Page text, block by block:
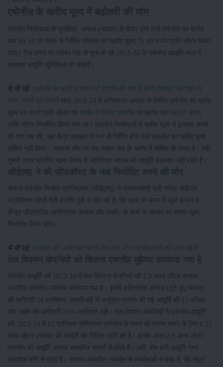
एथेनॉल निर्माताओं के मुताबिक, अनाज (चावल) से तैयार होने वाले एथेनॉल का खरीद
भाव 69.54 एवं मक्के से निर्मित एथेनॉल का खरीद मूल्य 76.80 रुपये प्रति लीटर किया
जाए। ऐसा करने पर नवंबर माह से शुरू हो रहे 2023-24 के एथेनॉल आपूर्ति साल में
लगातार आपूर्ति सुनिश्चित हो सकेगी।
ये भी पढ़ें:
एथेनॉल के बढ़ते उत्पादन से पेट्रोल के दाम में होगी गिरावट, महंगाई पर
रोक लगाने की तैयारी साल 2022-23 में क्षतिग्रस्त अनाज से निर्मित एथेनॉल का खरीद
मूल्य 64 रुपये प्रति लीटर एवं मक्के से निर्मित एथेनॉल का खरीद भाव 66.07 रुपये
प्रति लीटर निर्धारित किया गया था। एथेनॉल निर्माताओं ने खरीद मूल्य में इजाफा करने
की मांग तब की, जब केंद्र सरकार ने गन्ने से निर्मित होने वाले एथेनॉल का खरीद मूल्य
घोषित नहीं किया। सामान्य तौर पर यह नवंबर माह के आरंभ में घोषित हो जाता है। वही
दूसरी तरफ भारतीय खाद्य निगम ने अतिरिक्त चावल की आपूर्ति बरकरार नहीं रखी हैं।
अनाज एथेनॉल निर्माता एसोसिएशन (जीईएमए) ने प्रधानमंत्री श्री नरेंद्र मोदी एवं
पेट्रोलियम मंत्री श्री हरदीप पुरी से मांग की है, कि आज के समय में खुले बाजार में
मौजूद फीडस्टॉक (क्षतिग्रस्त अनाज और मक्के) के खर्च के आधार पर लागत मूल्य
निर्धारित किया जाए।
ये भी पढ़ें: एथेनॉल को अतिरिक्‍त चीनी दिए जाने से गन्‍ना किसानों की आय बढ़ेगी
एथेनॉल आपूर्ति वर्ष 2023-24 में तेल विपणन कंपनियों को 2.9 अरब लीटर अनाज
आधारित एथेनॉल उपलब्ध करवाया गया है। इसमें क्षतिग्रस्त अनाज (टूटे हुए चावल)
की भागेदारी 54 प्रतिशत, एफसीआई से अनुदान प्रदान की गई आपूर्ति की 15 फीसद
और मक्के की भागीदारी 31% प्रतिशत रही। तेल विपणन कंपनियों ने एथेनॉल आपूर्ति
वर्ष 2023-24 में 15 प्रतिशत सम्मिश्रण एथेनॉल के लक्ष्य को प्राप्त करने के लिए 8.25
अरब लीटर एथेनॉल की आपूर्ति की निविदा जारी की है। इसके अंदर 2.9 अरब लीटर
एथेनॉल की आपूर्ति अनाज आधारित स्रोतों से होती है। वहीं, शेष बची आपूर्ति गन्ना
आधारित शीरे से होती है। अनाज आधारित एथेनॉल के निर्माताओं ने कहा है, कि संपूर्ण